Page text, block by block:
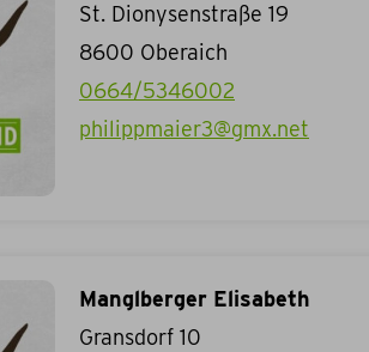
St. Dionysenstraße 19
8600 Oberaich
0664/5346002
philippmaier3@gmx.net
Manglberger Elisabeth
Gransdorf 10